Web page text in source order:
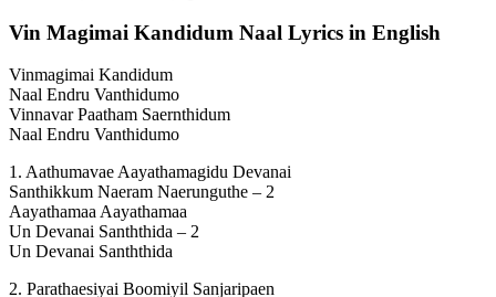
Vin Magimai Kandidum Naal Lyrics in English
Vinmagimai Kandidum
Naal Endru Vanthidumo
Vinnavar Paatham Saernthidum
Naal Endru Vanthidumo
1. Aathumavae Aayathamagidu Devanai
Santhikkum Naeram Naerunguthe – 2
Aayathamaa Aayathamaa
Un Devanai Sanththida – 2
Un Devanai Sanththida
2. Parathaesiyai Boomiyil Sanjaripaen